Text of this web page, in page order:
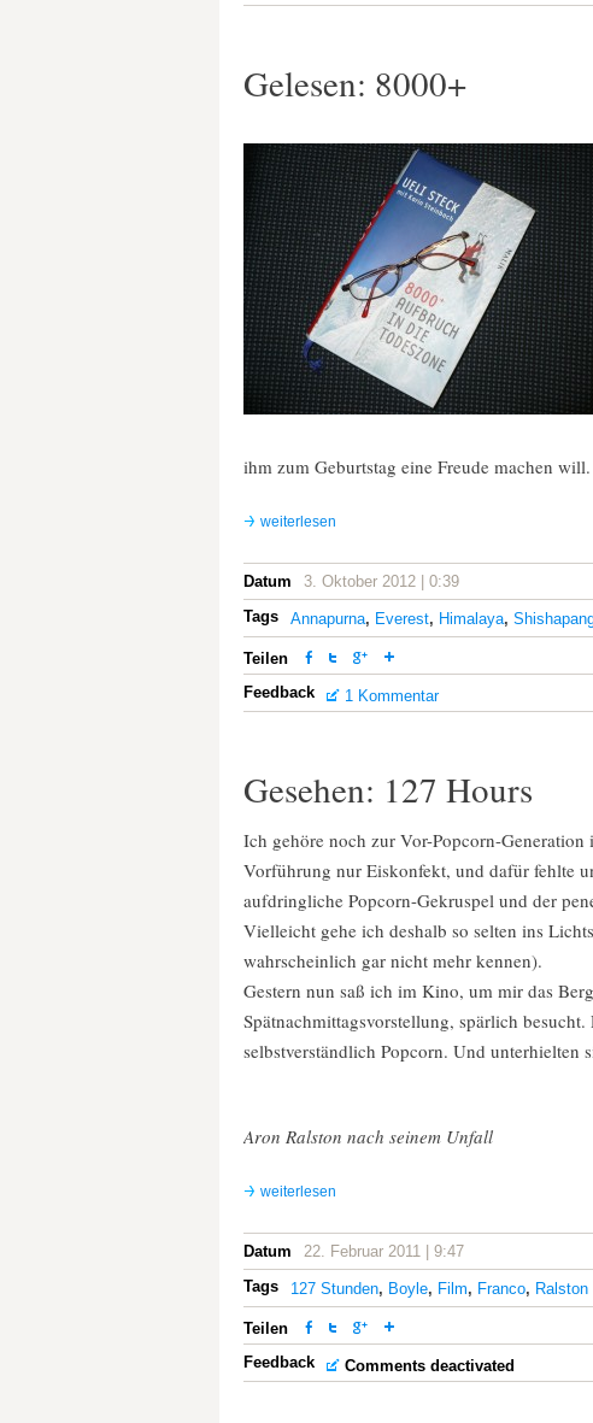
Gelesen: 8000+
ihm zum Geburtstag eine Freude machen will.
weiterlesen
Datum
3. Oktober 2012 | 0:39
Tags
Annapurna, Everest, Himalaya,
Teilen
Feedback
1 Kommentar
Gesehen: 127 Hours
Ich gehöre noch zur Vor-Popcorn-
Vorführung nur Eiskonfekt, und dafür fehlte
aufdringliche Popcorn-Gekruspel und der
Vielleicht gehe ich deshalb so selten ins
wahrscheinlich gar nicht mehr kennen).
Gestern nun saß ich im Kino, um mir das
Spätnachmittagsvorstellung, spärlich
selbstverständlich Popcorn. Und unterhielten
Aron Ralston nach seinem Unfall
weiterlesen
Datum
22. Februar 2011 | 9:47
Tags
127 Stunden, Boyle, Film, Franco, Ralston
Teilen
Feedback
Comments deactivated